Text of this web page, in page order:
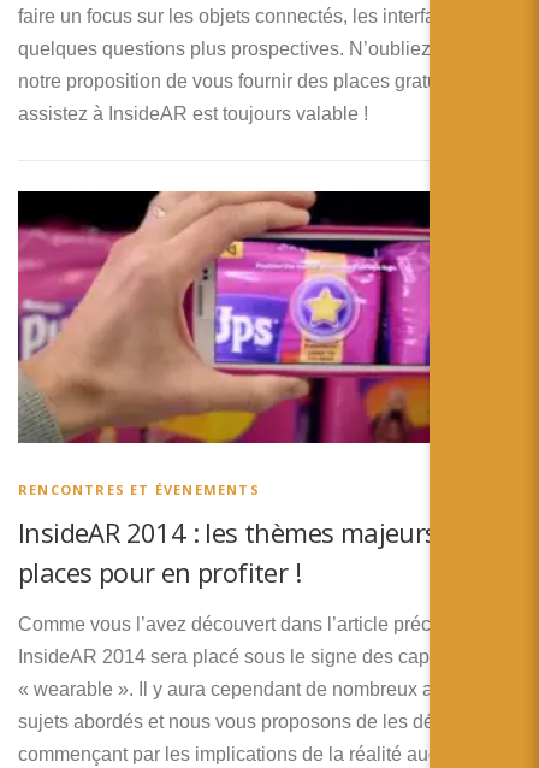
faire un focus sur les objets connectés, les interfaces et
quelques questions plus prospectives. N’oubliez pas que
notre proposition de vous fournir des places gratuites pour
assistez à InsideAR est toujours valable !
RENCONTRES ET ÉVENEMENTS
InsideAR 2014 : les thèmes majeurs et vos
places pour en profiter !
Comme vous l’avez découvert dans l’article précèdent,
InsideAR 2014 sera placé sous le signe des capteurs et du
« wearable ». Il y aura cependant de nombreux autres
sujets abordés et nous vous proposons de les découvrir en
commençant par les implications de la réalité augmentée